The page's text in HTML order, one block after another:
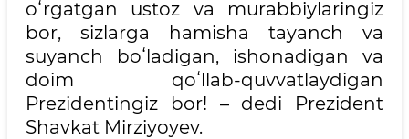
oʻrgatgan ustoz va murabbiylaringiz
bor, sizlarga hamisha tayanch va
suyanch boʻladigan, ishonadigan va
doim qoʻllab-quvvatlaydigan
Prezidentingiz bor! – dedi Prezident
Shavkat Mirziyoyev.